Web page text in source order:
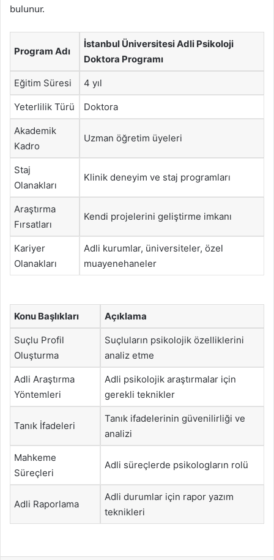
bulunur.
Program Adı
İstanbul Üniversitesi Adli Psikoloji
Doktora Programı
Eğitim Süresi 4 yıl
Yeterlilik Türü Doktora
Akademik
Kadro
Uzman öğretim üyeleri
Staj
Olanakları
Klinik deneyim ve staj programları
Araştırma
Fırsatları
Kendi projelerini geliştirme imkanı
Kariyer
Olanakları
Adli kurumlar, üniversiteler, özel
muayenehaneler
Konu Başlıkları Açıklama
Suçlu Profil
Oluşturma
Suçluların psikolojik özelliklerini
analiz etme
Adli Araştırma
Yöntemleri
Adli psikolojik araştırmalar için
gerekli teknikler
Tanık İfadeleri
Tanık ifadelerinin güvenilirliği ve
analizi
Mahkeme
Süreçleri
Adli süreçlerde psikologların rolü
Adli Raporlama
Adli durumlar için rapor yazım
teknikleri